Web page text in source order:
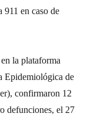
911 en caso de
la plataforma
Epidemiológica de
confirmaron 12
defunciones, el 27